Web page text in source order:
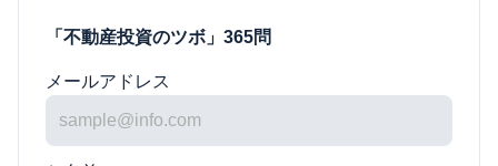
「不動産投資のツボ」365問
メールアドレス